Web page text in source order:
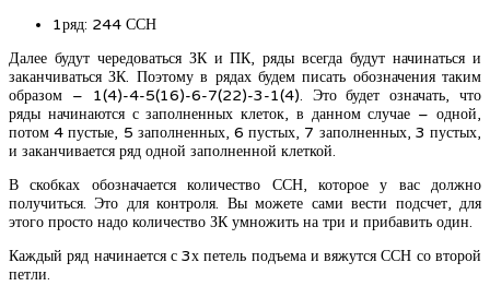
1ряд: 244 ССН
Далее будут чередоваться ЗК и ПК, ряды всегда будут начинаться и
заканчиваться ЗК. Поэтому в рядах будем писать обозначения таким
образом – 1(4)-4-5(16)-6-7(22)-3-1(4). Это будет означать, что
ряды начинаются с заполненных клеток, в данном случае – одной,
потом 4 пустые, 5 заполненных, 6 пустых, 7 заполненных, 3 пустых,
и заканчивается ряд одной заполненной клеткой.
В скобках обозначается количество ССН, которое у вас должно
получиться. Это для контроля. Вы можете сами вести подсчет, для
этого просто надо количество ЗК умножить на три и прибавить один.
Каждый ряд начинается с 3х петель подъема и вяжутся ССН со второй
петли.